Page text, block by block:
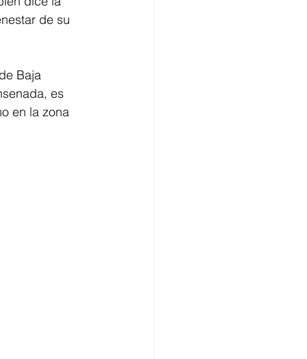
de su
Baja
es
en la zona